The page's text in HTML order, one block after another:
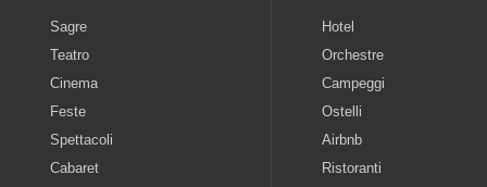
Sagre
Teatro
Cinema
Feste
Spettacoli
Cabaret
Hotel
Orchestre
Campeggi
Ostelli
Airbnb
Ristoranti